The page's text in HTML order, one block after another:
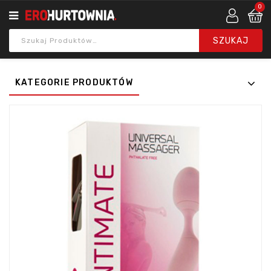
0
KATEGORIE PRODUKTÓW